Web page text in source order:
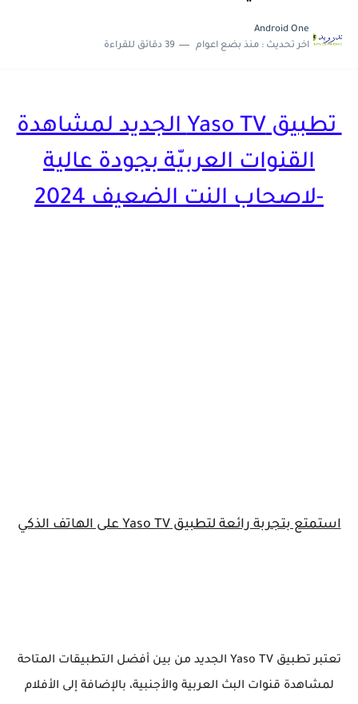
Android One
اخر تحديث : منذ بضع اعوام 39 دقائق للقراءة
تطبيق Yaso TV الجديد لمشاهدة
القنوات العربيّة بجودة عالية
-لاصحاب النت الضعيف 2024
استمتع بتجربة رائعة لتطبيق Yaso TV على الهاتف الذكي
تعتبر تطبيق Yaso TV الجديد من بين أفضل التطبيقات المتاحة
لمشاهدة قنوات البث العربية والأجنبية، بالإضافة إلى الأفلام